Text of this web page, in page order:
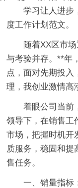
学习让人进步
度工作计划范文。
随着XX区市
与考验并存。**年
点，面对先期投入
理，我创业激情高
着眼公司当前
领导下，在销售工
市场，把握时机开
质服务，稳固和提
售任务。
一、销量指标